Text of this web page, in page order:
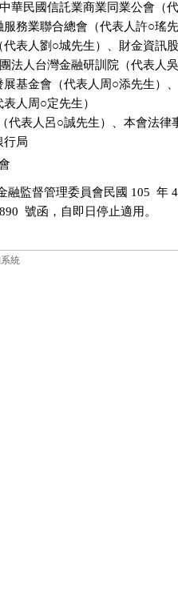
中華民國信託業商業同業公會（
融服務業聯合總會（代表人許○瑤
（代表人劉○城先生）、財金資訊
團法人台灣金融研訓院（代表人
發展基金會（代表人周○添先生）
表人周○定先生）
代表人呂○誠先生）、本會法律
融監督管理委員會民國 105  年
號函，自即日停止適用。
統